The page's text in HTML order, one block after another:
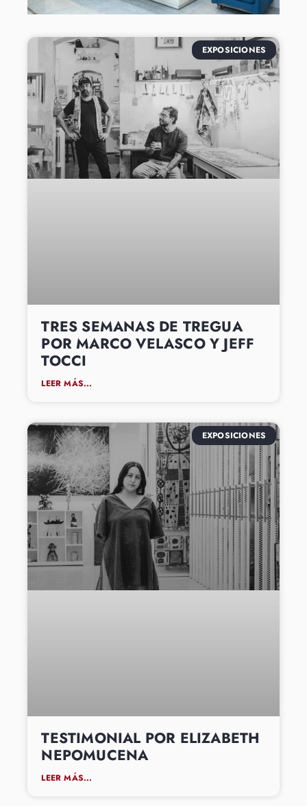
EXPOSICIONES
TRES SEMANAS DE TREGUA
POR MARCO VELASCO Y JEFF
TOCCI
LEER MÁS...
EXPOSICIONES
TESTIMONIAL POR ELIZABETH
NEPOMUCENA
LEER MÁS...